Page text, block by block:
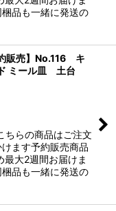
品も一緒に発送の
販売】No.116 キ
ド ミール皿 土台
ちらの商品はご注文
ます予約販売商品
最大2週間お届けま
品も一緒に発送の